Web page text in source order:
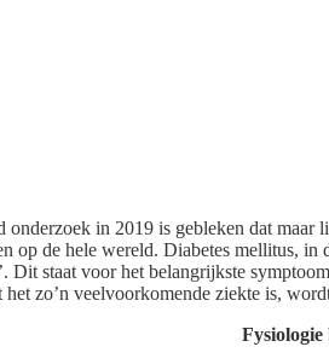
in 2019 is gebleken dat maar
op de hele wereld. Diabetes mellitus,
Dit staat voor het belangrijkste
zo’n veelvoorkomende ziekte is,
Fysiologie